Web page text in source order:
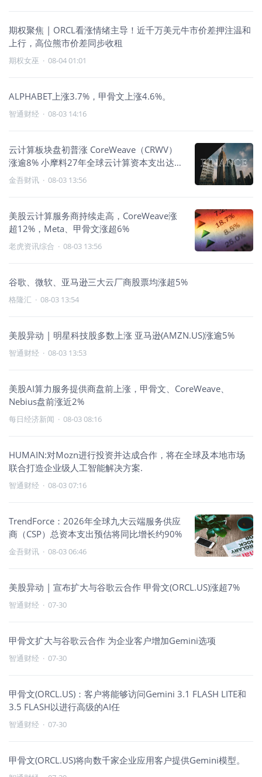
期权聚焦 | ORCL看涨情绪主导！近千万美元牛市价差押注温和
上行，高位熊市价差同步收租
期权女巫 · 08-04 01:01
ALPHABET上涨3.7%，甲骨文上涨4.6%。
智通财经 · 08-03 14:16
云计算板块盘初普涨 CoreWeave（CRWV）
涨逾8% 小摩料27年全球云计算资本支出达
1.2万亿美元
金吾财讯 · 08-03 13:56
美股云计算服务商持续走高，CoreWeave涨
超12%，Meta、甲骨文涨超6%
老虎资讯综合 · 08-03 13:56
谷歌、微软、亚马逊三大云厂商股票均涨超5%
格隆汇 · 08-03 13:54
美股异动 | 明星科技股多数上涨 亚马逊(AMZN.US)涨逾5%
智通财经 · 08-03 13:53
美股AI算力服务提供商盘前上涨，甲骨文、CoreWeave、
Nebius盘前涨近2%
每日经济新闻 · 08-03 08:16
HUMAIN:对Mozn进行投资并达成合作，将在全球及本地市场
联合打造企业级人工智能解决方案.
智通财经 · 08-03 07:16
TrendForce：2026年全球九大云端服务供应
商（CSP）总资本支出预估将同比增长约90%
金吾财讯 · 08-03 06:46
美股异动 | 宣布扩大与谷歌云合作 甲骨文(ORCL.US)涨超7%
智通财经 · 07-30
甲骨文扩大与谷歌云合作 为企业客户增加Gemini选项
智通财经 · 07-30
甲骨文(ORCL.US)：客户将能够访问Gemini 3.1 FLASH LITE和
3.5 FLASH以进行高级的AI任
智通财经 · 07-30
甲骨文(ORCL.US)将向数千家企业应用客户提供Gemini模型。